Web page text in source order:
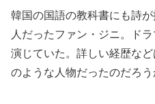
韓国の国語の教科書にも詩
人だったファン・ジニ。ド
演じていた。詳しい経歴な
のような人物だったのだろう